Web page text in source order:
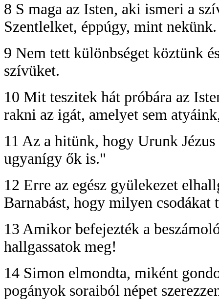
8 S maga az Isten, aki ismeri a
Szentlelket, éppúgy, mint nekünk.
9 Nem tett különbséget köztünk
szívüket.
10 Mit teszitek hát próbára az
rakni az igát, amelyet sem
11 Az a hitünk, hogy Urunk
ugyanígy ők is."
12 Erre az egész gyülekezet
Barnabást, hogy milyen
13 Amikor befejezték a
hallgassatok meg!
14 Simon elmondta, miként
pogányok soraiból népet